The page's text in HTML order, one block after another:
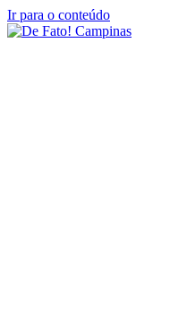
Ir para o conteúdo